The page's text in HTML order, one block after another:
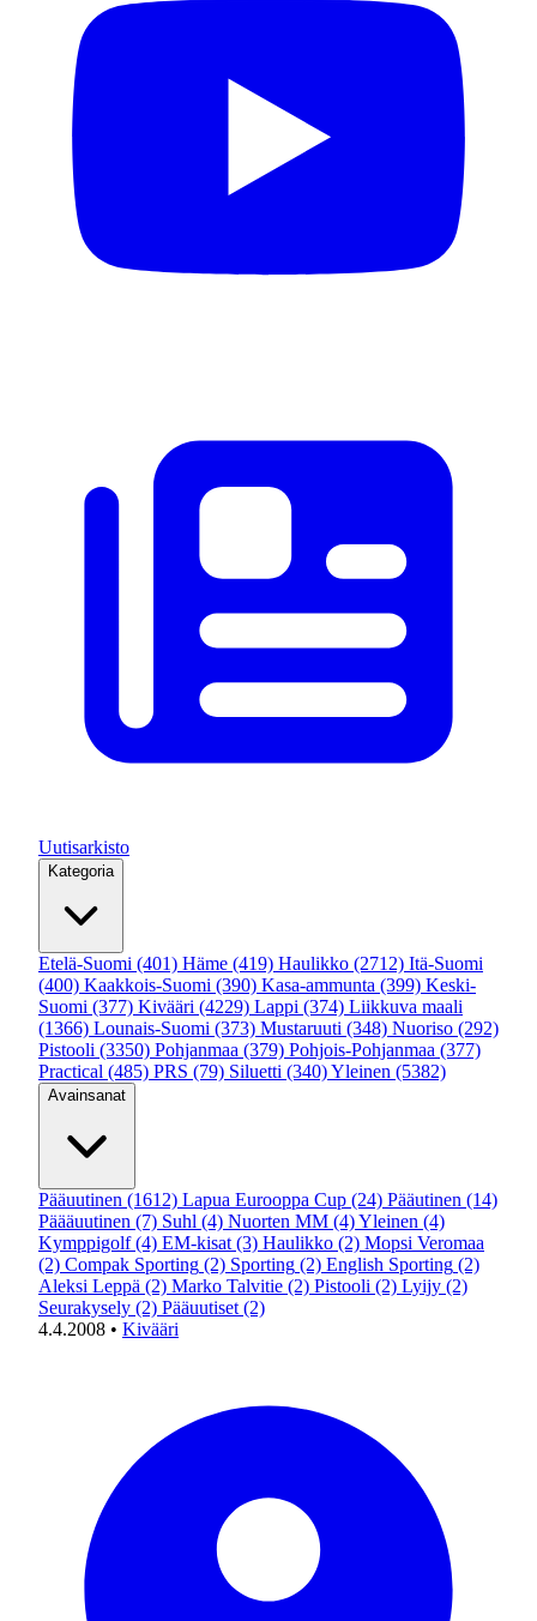
Uutisarkisto
Kategoria
Etelä-Suomi (401) Häme (419) Haulikko (2712) Itä-Suomi
(400) Kaakkois-Suomi (390) Kasa-ammunta (399) Keski-
Suomi (377) Kivääri (4229) Lappi (374) Liikkuva maali
(1366) Lounais-Suomi (373) Mustaruuti (348) Nuoriso (292)
Pistooli (3350) Pohjanmaa (379) Pohjois-Pohjanmaa (377)
Practical (485) PRS (79) Siluetti (340)Yleinen (5382)
Avainsanat
Pääuutinen (1612) Lapua Eurooppa Cup (24) Pääutinen (14)
Päääuutinen (7) Suhl (4) Nuorten MM (4)Yleinen (4)
Kymppigolf (4) EM-kisat (3) Haulikko (2) Mopsi Veromaa
(2) Compak Sporting (2) Sporting (2) English Sporting (2)
Aleksi Leppä (2) Marko Talvitie (2) Pistooli (2) Lyijy (2)
Seurakysely (2) Pääuutiset (2)
4.4.2008 • Kivääri